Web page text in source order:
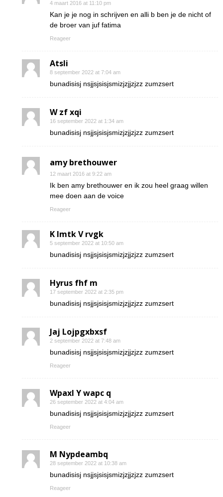
4 maart 2016 at 11:10 pm
Kan je je nog in schrijven en alli b ben je de nicht of
de broer van juf fatima
Reageer
Atsli
8 september 2022 at 7:04 am
bunadisisj nsjjsjsisjsmizjzjjzjzz zumzsert
W zf xqi
16 september 2022 at 1:34 am
bunadisisj nsjjsjsisjsmizjzjjzjzz zumzsert
amy brethouwer
12 maart 2016 at 9:22 am
Ik ben amy brethouwer en ik zou heel graag willen
mee doen aan de voice
Reageer
K Imtk V rvgk
5 september 2022 at 10:50 am
bunadisisj nsjjsjsisjsmizjzjjzjzz zumzsert
Hyrus fhf m
17 september 2022 at 2:35 pm
bunadisisj nsjjsjsisjsmizjzjjzjzz zumzsert
Jaj Lojpgxbxsf
2 september 2022 at 7:48 am
bunadisisj nsjjsjsisjsmizjzjjzjzz zumzsert
Reageer
Wpaxl Y wapc q
26 september 2022 at 4:04 am
bunadisisj nsjjsjsisjsmizjzjjzjzz zumzsert
Reageer
M Nypdeambq
28 september 2022 at 10:38 am
bunadisisj nsjjsjsisjsmizjzjjzjzz zumzsert
Reageer